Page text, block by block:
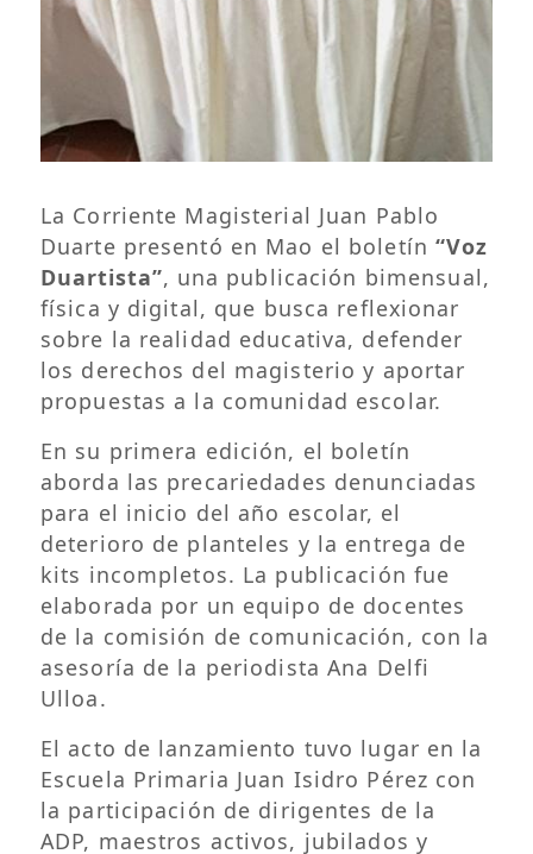
La Corriente Magisterial Juan Pablo
Duarte presentó en Mao el boletín“Voz
Duartista”, una publicación bimensual,
física y digital, que busca reflexionar
sobre la realidad educativa, defender
los derechos del magisterio y aportar
propuestas a la comunidad escolar.
En su primera edición, el boletín
aborda las precariedades denunciadas
para el inicio del año escolar, el
deterioro de planteles y la entrega de
kits incompletos. La publicación fue
elaborada por un equipo de docentes
de la comisión de comunicación, con la
asesoría de la periodista Ana Delfi
Ulloa.
El acto de lanzamiento tuvo lugar en la
Escuela Primaria Juan Isidro Pérez con
la participación de dirigentes de la
ADP, maestros activos, jubilados y